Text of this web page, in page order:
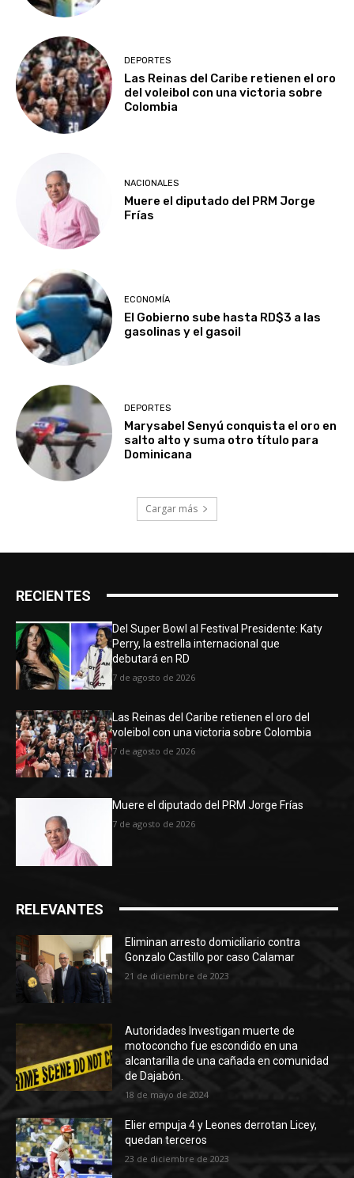
DEPORTES
Las Reinas del Caribe retienen el oro
del voleibol con una victoria sobre
Colombia
NACIONALES
Muere el diputado del PRM Jorge
Frías
ECONOMÍA
El Gobierno sube hasta RD$3 a las
gasolinas y el gasoil
DEPORTES
Marysabel Senyú conquista el oro en
salto alto y suma otro título para
Dominicana
Cargar más
RECIENTES
Del Super Bowl al Festival Presidente: Katy
Perry, la estrella internacional que
debutará en RD
7 de agosto de 2026
Las Reinas del Caribe retienen el oro del
voleibol con una victoria sobre Colombia
7 de agosto de 2026
Muere el diputado del PRM Jorge Frías
7 de agosto de 2026
RELEVANTES
Eliminan arresto domiciliario contra
Gonzalo Castillo por caso Calamar
21 de diciembre de 2023
Autoridades Investigan muerte de
motoconcho fue escondido en una
alcantarilla de una cañada en comunidad
de Dajabón.
18 de mayo de 2024
Elier empuja 4 y Leones derrotan Licey,
quedan terceros
23 de diciembre de 2023